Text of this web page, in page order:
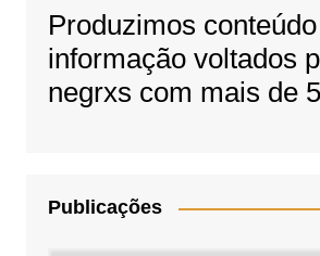
Produzimos
informação voltados
negrxs com mais de
Publicações